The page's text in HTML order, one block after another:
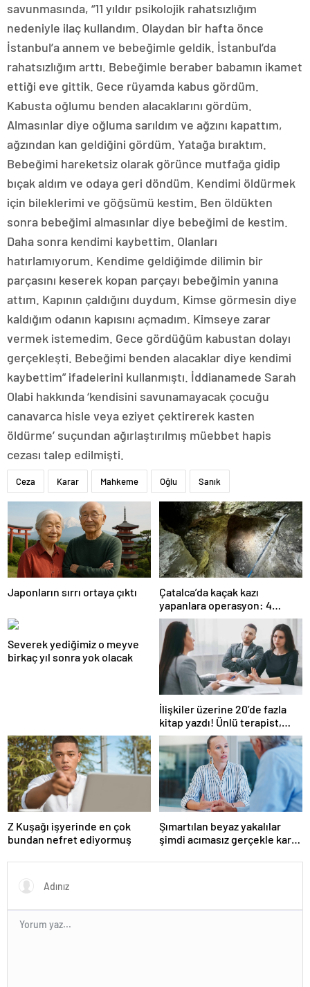
savunmasında, “11 yıldır psikolojik rahatsızlığım
nedeniyle ilaç kullandım. Olaydan bir hafta önce
İstanbul’a annem ve bebeğimle geldik. İstanbul’da
rahatsızlığım arttı. Bebeğimle beraber babamın ikamet
ettiği eve gittik. Gece rüyamda kabus gördüm.
Kabusta oğlumu benden alacaklarını gördüm.
Almasınlar diye oğluma sarıldım ve ağzını kapattım,
ağzından kan geldiğini gördüm. Yatağa bıraktım.
Bebeğimi hareketsiz olarak görünce mutfağa gidip
bıçak aldım ve odaya geri döndüm. Kendimi öldürmek
için bileklerimi ve göğsümü kestim. Ben öldükten
sonra bebeğimi almasınlar diye bebeğimi de kestim.
Daha sonra kendimi kaybettim. Olanları
hatırlamıyorum. Kendime geldiğimde dilimin bir
parçasını keserek kopan parçayı bebeğimin yanına
attım. Kapının çaldığını duydum. Kimse görmesin diye
kaldığım odanın kapısını açmadım. Kimseye zarar
vermek istemedim. Gece gördüğüm kabustan dolayı
gerçekleşti. Bebeğimi benden alacaklar diye kendimi
kaybettim” ifadelerini kullanmıştı. İddianamede Sarah
Olabi hakkında ‘kendisini savunamayacak çocuğu
canavarca hisle veya eziyet çektirerek kasten
öldürme’ suçundan ağırlaştırılmış müebbet hapis
cezası talep edilmişti.
Ceza Karar Mahkeme Oğlu Sanık
Japonların sırrı ortaya çıktı
Çatalca’da kaçak kazı
yapanlara operasyon: 4
gözaltı
Severek yediğimiz o meyve
birkaç yıl sonra yok olacak
İlişkiler üzerine 20’de fazla
kitap yazdı! Ünlü terapist,
boşanmaların gerçek
suçlularını açıklıyor
Z Kuşağı işyerinde en çok
bundan nefret ediyormuş
Şımartılan beyaz yakalılar
şimdi acımasız gerçekle karşı